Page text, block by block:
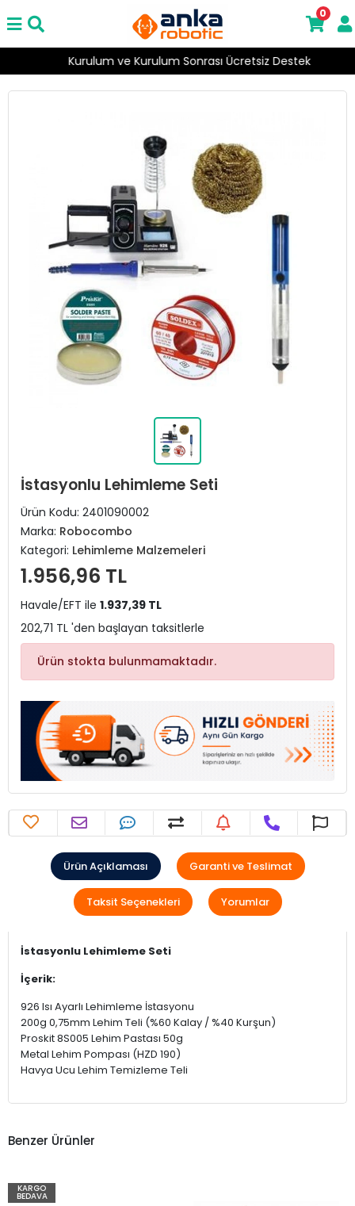
Kurulum ve Kurulum Sonrası Ücretsiz Destek
0
İstasyonlu Lehimleme Seti
Ürün Kodu: 2401090002
Marka: Robocombo
Kategori: Lehimleme Malzemeleri
1.956,96 TL
Havale/EFT ile 1.937,39 TL
202,71 TL 'den başlayan taksitlerle
Ürün stokta bulunmamaktadır.
Ürün Açıklaması Garanti ve Teslimat
Taksit Seçenekleri Yorumlar
İstasyonlu Lehimleme Seti
İçerik:
926 Isı Ayarlı Lehimleme İstasyonu
200g 0,75mm Lehim Teli (%60 Kalay / %40 Kurşun)
Proskit 8S005 Lehim Pastası 50g
Metal Lehim Pompası (HZD 190)
Havya Ucu Lehim Temizleme Teli
Benzer Ürünler
KARGO
BEDAVA